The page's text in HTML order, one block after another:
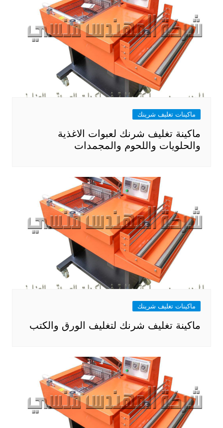
ماكينات تغليف شرينك
ماكينة تغليف شرنك لعبوات الاغذية
والحلويات واللحوم والمجمدات
ماكينات تغليف شرينك
ماكينة تغليف شرنك لتغليف الورق والكتب